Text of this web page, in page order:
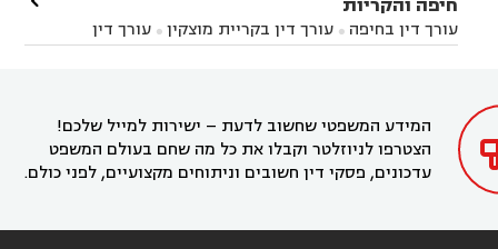
השרון
עורך דין באבן יהודה
עורך דין בחריש  עורך דין בקיסריה  עורך דין בקדימה
חיפה והקריות
עורך דין בחיפה  עורך דין בקריית מוצקין 
עורך דין
בקרית מוצקין
עורך דין בקריית אתא
עורך דין
המידע המשפטי שחשוב לדעת – ישירות למייל שלכם!
הצטרפו לניוזלטר וקבלו את כל מה שחם בעולם המשפט
עדכונים, פסקי דין חשובים וניתוחים מקצועיים, לפני כולם.